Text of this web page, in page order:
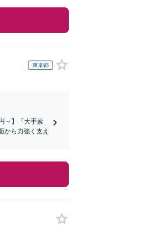
東京都
～】「大手素
から力強く支え